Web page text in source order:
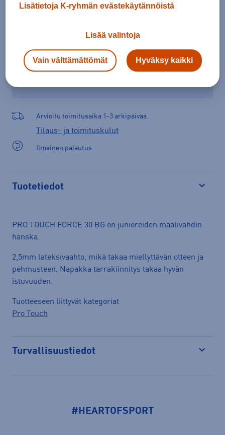
Tarkista saatavuus ja tilaa myymälästä
Verkkokauppa: Myymälät:
Arvioitu toimitusaika 1-3 arkipäivää.
Tilaus- ja toimituskulut
Ilmainen palautus
Tuotetiedot
PRO TOUCH FORCE 30 BG on junioreiden maalivahdin
hanska.
2,5mm lateksivaahto, mikä takaa miellyttävän otteen ja
pehmusteen. Napakka tarrakiinnitys takaa hyvän
istuvuuden.
Tuotteeseen liittyvät kategoriat
Pro Touch
Turvallisuustiedot
#HEARTOFSPORT
Lisätietoja K-ryhmän evästekäytännöistä
Lisää valintoja
Vain välttämättömät Hyväksy kaikki